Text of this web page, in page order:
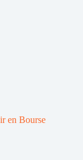
en Bourse